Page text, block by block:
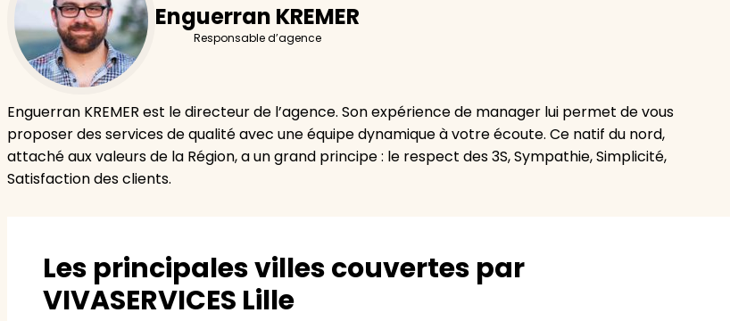
Enguerran KREMER
Responsable d’agence
Enguerran KREMER est le directeur de l’agence. Son expérience de manager lui permet de vous
proposer des services de qualité avec une équipe dynamique à votre écoute. Ce natif du nord,
attaché aux valeurs de la Région, a un grand principe : le respect des 3S, Sympathie, Simplicité,
Satisfaction des clients.
Les principales villes couvertes par
VIVASERVICES Lille